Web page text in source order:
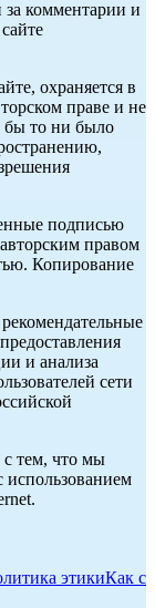
за комментарии и
охраняется в
праве и не
бы то ни было
подписью
правом
Копирование
и анализа
сети
с тем, что мы
этикиКак с